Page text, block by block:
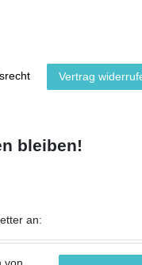
Vertrag
bleiben!
an: